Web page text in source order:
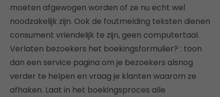
moeten afgewogen worden of ze nu echt wel
noodzakelijk zijn. Ook de foutmelding teksten dienen
consument vriendelijk te zijn, geen computertaal.
Verlaten bezoekers het boekingsformulier? : toon
dan een service pagina om je bezoekers alsnog
verder te helpen en vraag je klanten waarom ze
afhaken. Laat in het boekingsproces alle